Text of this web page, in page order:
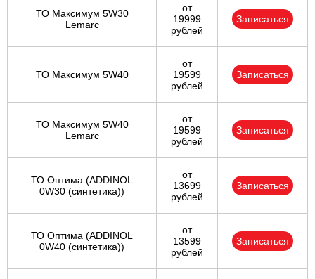
ТО Максимум 5W30
Lemarc
от
19999
рублей
Записаться
ТО Максимум 5W40
от
19599
рублей
Записаться
ТО Максимум 5W40
Lemarc
от
19599
рублей
Записаться
ТО Оптима (ADDINOL
0W30 (синтетика))
от
13699
рублей
Записаться
ТО Оптима (ADDINOL
0W40 (синтетика))
от
13599
рублей
Записаться